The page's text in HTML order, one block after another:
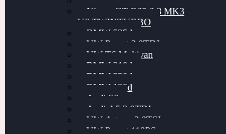
Nissan GT-R35 3.8 MK3
V6 TWINTURBO
BMW 525d
VW Passat 2.0TDI
VW T6 Multivan
BMW 318d
BMW 320d
BMW 120d
Audi S6
Audi A5 3.0TDI
VW Arteon 2.0TSI
VW Passat 110PS